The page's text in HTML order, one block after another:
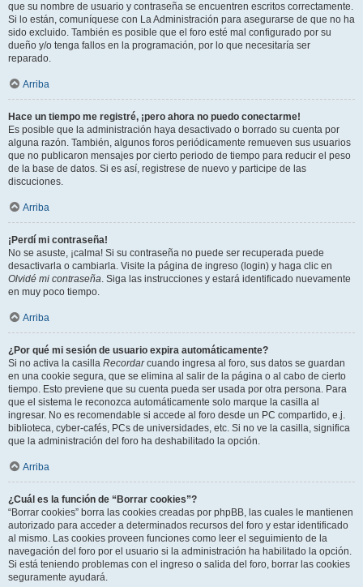
que su nombre de usuario y contraseña se encuentren escritos correctamente.
Si lo están, comuníquese con La Administración para asegurarse de que no ha
sido excluido. También es posible que el foro esté mal configurado por su
dueño y/o tenga fallos en la programación, por lo que necesitaría ser
reparado.
Arriba
Hace un tiempo me registré, ¡pero ahora no puedo conectarme!
Es posible que la administración haya desactivado o borrado su cuenta por
alguna razón. También, algunos foros periódicamente remueven sus usuarios
que no publicaron mensajes por cierto periodo de tiempo para reducir el peso
de la base de datos. Si es así, registrese de nuevo y participe de las
discuciones.
Arriba
¡Perdí mi contraseña!
No se asuste, ¡calma! Si su contraseña no puede ser recuperada puede
desactivarla o cambiarla. Visite la página de ingreso (login) y haga clic en
Olvidé mi contraseña. Siga las instrucciones y estará identificado nuevamente
en muy poco tiempo.
Arriba
¿Por qué mi sesión de usuario expira automáticamente?
Si no activa la casilla Recordarcuando ingresa al foro, sus datos se guardan
en una cookie segura, que se elimina al salir de la página o al cabo de cierto
tiempo. Esto previene que su cuenta pueda ser usada por otra persona. Para
que el sistema le reconozca automáticamente solo marque la casilla al
ingresar. No es recomendable si accede al foro desde un PC compartido, e.j.
biblioteca, cyber-cafés, PCs de universidades, etc. Si no ve la casilla, significa
que la administración del foro ha deshabilitado la opción.
Arriba
¿Cuál es la función de “Borrar cookies”?
“Borrar cookies” borra las cookies creadas por phpBB, las cuales le mantienen
autorizado para acceder a determinados recursos del foro y estar identificado
al mismo. Las cookies proveen funciones como leer el seguimiento de la
navegación del foro por el usuario si la administración ha habilitado la opción.
Si está teniendo problemas con el ingreso o salida del foro, borrar las cookies
seguramente ayudará.